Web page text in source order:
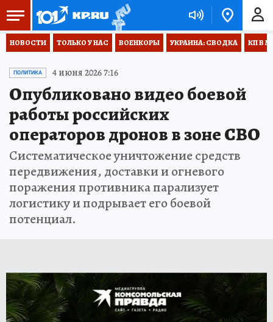
НОВОСТИ ТОЛЬКО У НАС ВОЕНКОРЫ УКРАИНА: СВОДКА КП В
ПОЛИТИКА 4 июня 2026 7:16
Опубликовано видео боевой
работы российских
операторов дронов в зоне СВО
Систематическое уничтожение средств
передвижения, доставки и огневого
поражения противника парализует
логистику и подрывает его боевой
потенциал.